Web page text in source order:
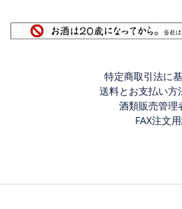
特定商取引法に
送料とお支払い方
酒類販売管理
FAX注文